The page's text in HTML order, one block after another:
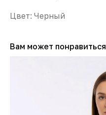
Цвет: Черный
Вам может понравиться